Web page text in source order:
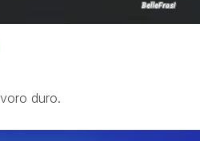
duro.